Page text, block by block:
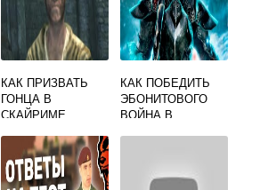
КАК ПРИЗВАТЬ
ГОНЦА В
СКАЙРИМЕ
КАК ПОБЕДИТЬ
ЭБОНИТОВОГО
ВОЙНА В